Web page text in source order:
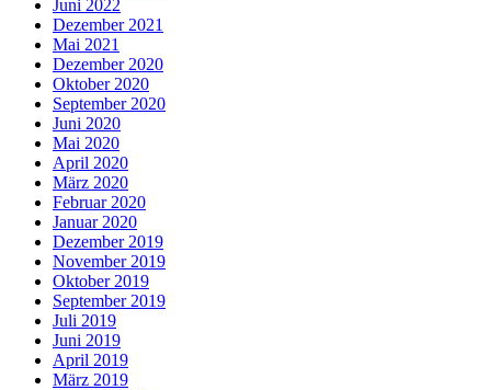
Juni 2022
Dezember 2021
Mai 2021
Dezember 2020
Oktober 2020
September 2020
Juni 2020
Mai 2020
April 2020
März 2020
Februar 2020
Januar 2020
Dezember 2019
November 2019
Oktober 2019
September 2019
Juli 2019
Juni 2019
April 2019
März 2019